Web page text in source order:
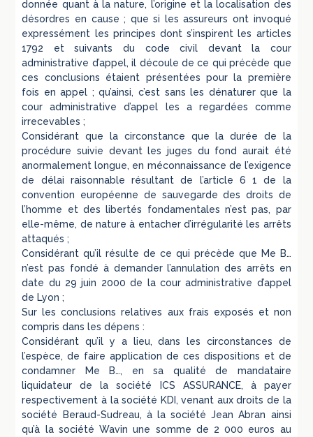
donnée quant à la nature, l’origine et la localisation des
désordres en cause ; que si les assureurs ont invoqué
expressément les principes dont s’inspirent les articles
1792 et suivants du code civil devant la cour
administrative d’appel, il découle de ce qui précède que
ces conclusions étaient présentées pour la première
fois en appel ; qu’ainsi, c’est sans les dénaturer que la
cour administrative d’appel les a regardées comme
irrecevables ;
Considérant que la circonstance que la durée de la
procédure suivie devant les juges du fond aurait été
anormalement longue, en méconnaissance de l’exigence
de délai raisonnable résultant de l’article 6 1 de la
convention européenne de sauvegarde des droits de
l’homme et des libertés fondamentales n’est pas, par
elle-même, de nature à entacher d’irrégularité les arrêts
attaqués ;
Considérant qu’il résulte de ce qui précède que Me B…
n’est pas fondé à demander l’annulation des arrêts en
date du 29 juin 2000 de la cour administrative d’appel
de Lyon ;
Sur les conclusions relatives aux frais exposés et non
compris dans les dépens :
Considérant qu’il y a lieu, dans les circonstances de
l’espèce, de faire application de ces dispositions et de
condamner Me B…, en sa qualité de mandataire
liquidateur de la société ICS ASSURANCE, à payer
respectivement à la société KDI, venant aux droits de la
société Beraud-Sudreau, à la société Jean Abran ainsi
qu’à la société Wavin une somme de 2 000 euros au